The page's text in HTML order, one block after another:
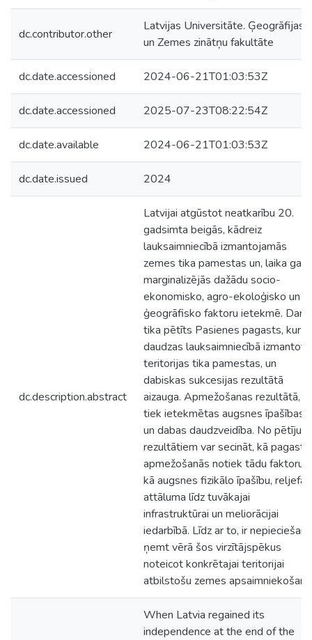
dc.contributor.other
Latvijas Universitāte. Ģeogrāfijas
un Zemes zinātņu fakultāte
dc.date.accessioned 2024-06-21T01:03:53Z
dc.date.accessioned 2025-07-23T08:22:54Z
dc.date.available 2024-06-21T01:03:53Z
dc.date.issued 2024
dc.description.abstract
Latvijai atgūstot neatkarību 20.
gadsimta beigās, kādreiz
lauksaimniecībā izmantojamās
zemes tika pamestas un, laika
marginalizējās dažādu socio-
ekonomisko, agro-ekoloģisko un
ģeogrāfisko faktoru ietekmē.
tika pētīts Pasienes pagasts, kur
daudzas lauksaimniecībā
teritorijas tika pamestas, un
dabiskas sukcesijas rezultātā
aizauga. Apmežošanas rezultātā,
tiek ietekmētas augsnes īpašības
un dabas daudzveidība. No
rezultātiem var secināt, kā pagasta
apmežošanās notiek tādu faktoru,
kā augsnes fizikālo īpašību, reljefa,
attāluma līdz tuvākajai
infrastruktūrai un meliorācijai
iedarbībā. Līdz ar to, ir
ņemt vērā šos virzītājspēkus
noteicot konkrētajai teritorijai
atbilstošu zemes
When Latvia regained its
independence at the end of the